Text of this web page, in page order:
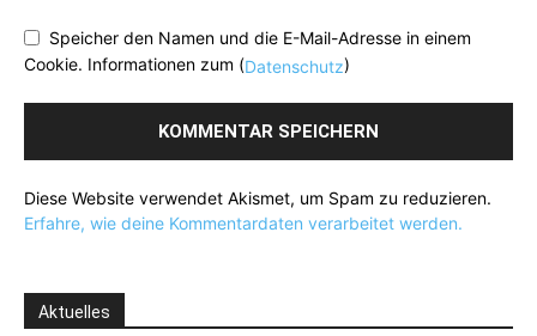
Speicher den Namen und die E-Mail-Adresse in einem
Cookie. Informationen zum (Datenschutz)
Diese Website verwendet Akismet, um Spam zu reduzieren.
Erfahre, wie deine Kommentardaten verarbeitet werden.
Aktuelles